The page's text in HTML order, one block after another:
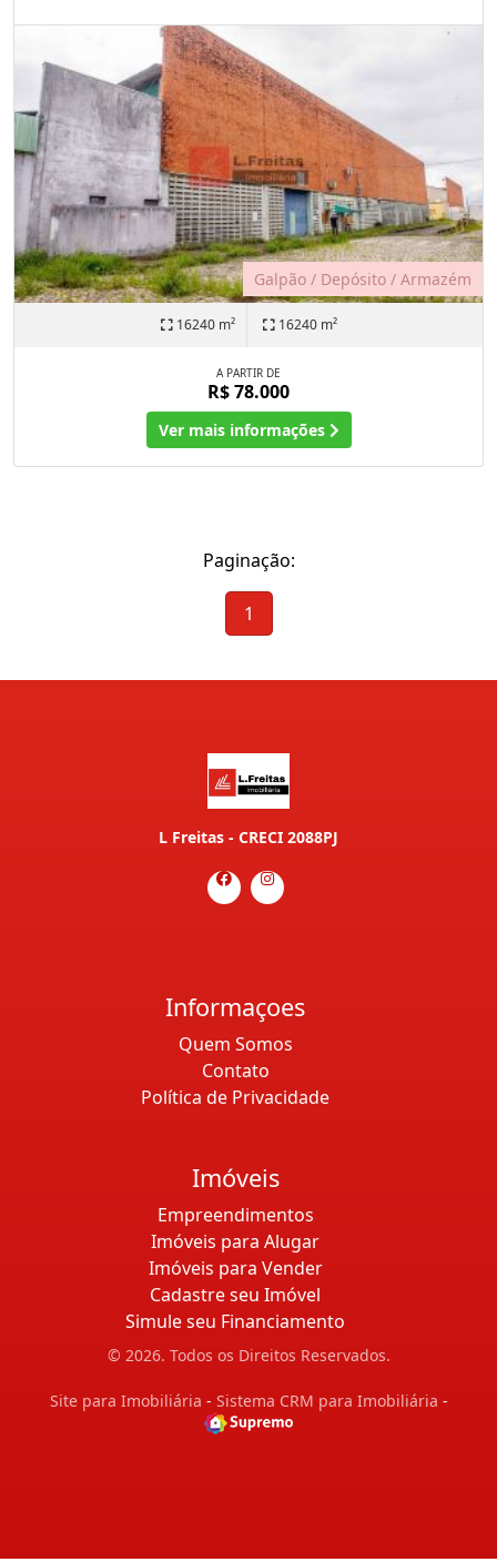
Galpão / Depósito / Armazém
16240 m² 16240 m²
A PARTIR DE
R$ 78.000
Ver mais informações
Paginação:
1
L Freitas - CRECI 2088PJ
Informaçoes
Quem Somos
Contato
Política de Privacidade
Imóveis
Empreendimentos
Imóveis para Alugar
Imóveis para Vender
Cadastre seu Imóvel
Simule seu Financiamento
© 2026. Todos os Direitos Reservados.
Site para Imobiliária - Sistema CRM para Imobiliária -